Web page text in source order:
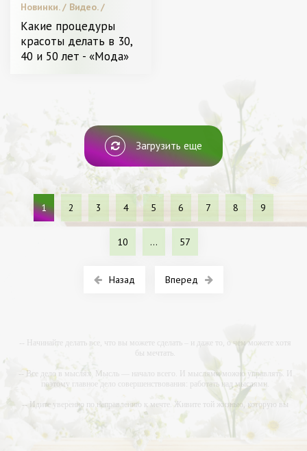
Новинки. / Видео. /
стиль. / Уход за лицом и
телом. / Диета и питание.
/ Пластическая хирургия
Какие процедуры
красоты делать в 30,
40 и 50 лет - «Мода»
Загрузить еще
Назад
1 2 3 4 5 6 7 8 9
10 ... 57
Вперед
-- Начинайте делать все, что вы можете сделать – и даже то, о чем можете хотя
бы мечтать.
-- Все дело в мыслях. Мысль — начало всего. И мыслями можно управлять. И
поэтому главное дело совершенствования: работать над мыслями.
-- Идите уверенно по направлению к мечте. Живите той жизнью, которую вы
сами себе придумали.
-- Самое большое богатство — это ум. Самая большая нищета — глупость. Из
всех страхов самый пугающий — самолюбование.